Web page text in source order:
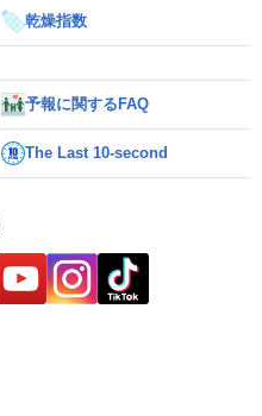
乾燥指数
予報に関するFAQ
The Last 10-second